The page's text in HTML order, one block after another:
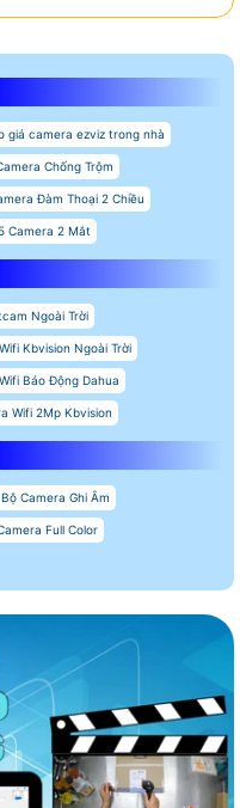
giá camera ezviz trong nhà
Chống Trộm
Đàm Thoại 2 Chiều
Camera 2 Mắt
Ngoài Trời
Kbvision Ngoài Trời
Báo Động Dahua
Wifi 2Mp Kbvision
Camera Ghi Âm
Full Color